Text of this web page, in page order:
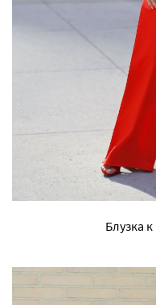
Блузка